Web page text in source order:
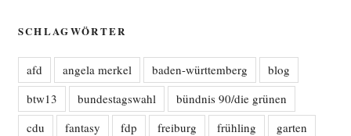
SCHLAGWÖRTER
afd angela merkel baden-württemberg
blog
btw13
bundestagswahl
bündnis 90/die grünen
cdu
fantasy fdp freiburg frühling
garten